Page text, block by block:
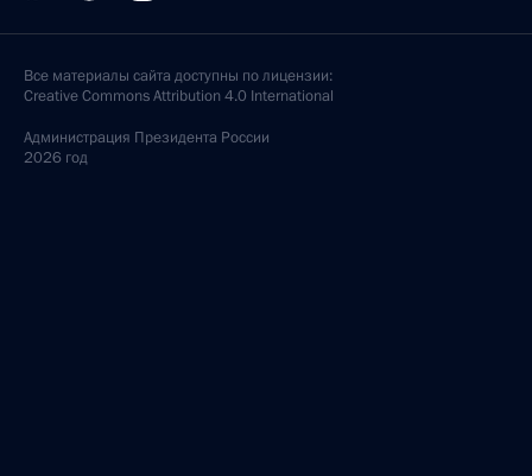
Все материалы сайта доступны по лицензии:
Creative Commons Attribution 4.0 International
Администрация Президента России
2026 год